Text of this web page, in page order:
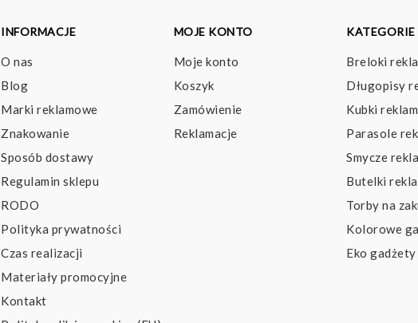
INFORMACJE
O nas
Blog
Marki reklamowe
Znakowanie
Sposób dostawy
Regulamin sklepu
RODO
Polityka prywatności
Czas realizacji
Materiały promocyjne
Kontakt
MOJE KONTO
Moje konto
Koszyk
Zamówienie
Reklamacje
KATEGORIE
Breloki
Długopisy
Kubki
Parasole
Smycze
Butelki
Torby na
Kolorowe
Eko